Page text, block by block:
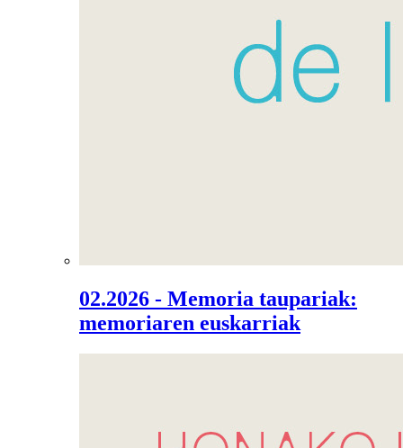
02.2026 - Memoria taupariak:
memoriaren euskarriak